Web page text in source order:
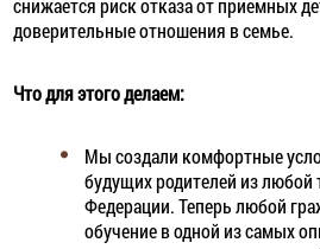
снижается риск отказа от приемных
доверительные отношения в семье.
Что для этого делаем:
Мы создали комфортные
будущих родителей из любой
Федерации. Теперь любой
обучение в одной из самых